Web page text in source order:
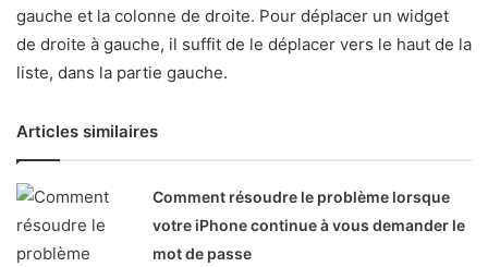
gauche et la colonne de droite. Pour déplacer un widget
de droite à gauche, il suffit de le déplacer vers le haut de la
liste, dans la partie gauche.
Articles similaires
Comment résoudre le problème lorsque
votre iPhone continue à vous demander le
mot de passe